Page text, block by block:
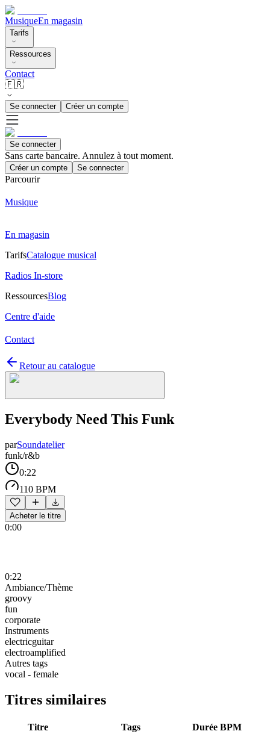
MusiqueEn magasin
Tarifs
Ressources
Contact
🇫🇷
Se connecter Créer un compte
Se connecter
Sans carte bancaire. Annulez à tout moment.
Créer un compte Se connecter
Parcourir
Musique
En magasin
TarifsCatalogue musical
Radios In-store
RessourcesBlog
Centre d'aide
Contact
Retour au catalogue
Everybody Need This Funk
parSoundatelier
funk/r&b
0:22
110 BPM
Acheter le titre
0:00
0:22
Ambiance/Thème
groovy
fun
corporate
Instruments
electricguitar
electroamplified
Autres tags
vocal - female
Titres similaires
Titre Tags Durée BPM